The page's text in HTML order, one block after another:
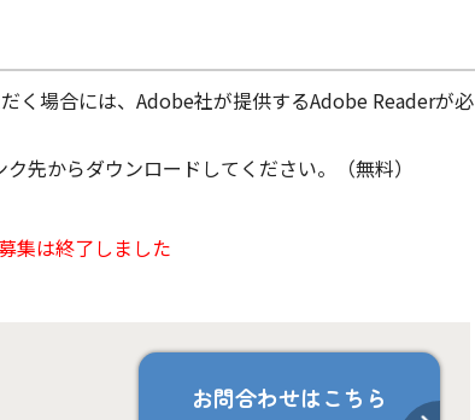
く場合には、Adobe社が提供するAdobe Readerが必
先からダウンロードしてください。（無料）
集は終了しました
お問合わせはこちら